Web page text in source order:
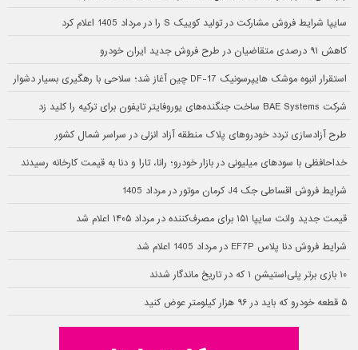
سایپا شرایط فروش مشارکت در تولید کوییک S را در مرداد 1405 اعلام کرد
کاهش ۹۱ درصدی متقاضیان در طرح فروش جدید ایران خودرو
استقرار انبوه موشک هایپرسونیک DF-17 چین آغاز شد؛ سلاحی با رهگیری بسیار دشوار
شرکت BAE Systems ساخت جنگنده‌های یوروفایتر تایفون برای ترکیه را کلید زد
طرح آزادسازی تردد خودروهای پلاک منطقه آزاد انزلی در سراسر شمال کشور
خداحافظی با سودهای میلیونی در بازار خودرو؛ رانا، تارا و دنا به قیمت کارخانه رسیدند
شرایط فروش اقساطی جک J4 کرمان موتور در مرداد 1405
قیمت جدید وانت سایپا ۱۵۱ برای مصرف‌کننده در مرداد ۱۴۰۵ اعلام شد
شرایط فروش دنا پلاس EF7P در مرداد 1405 اعلام شد
۱۰ بازی برتر پلی‌استیشن ۱ که در تاریخ ماندگار شدند
۵ قطعه خودرو که باید در ۹۶ هزار کیلومتر عوض کنید